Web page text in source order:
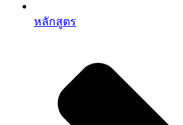
หลักสูตร